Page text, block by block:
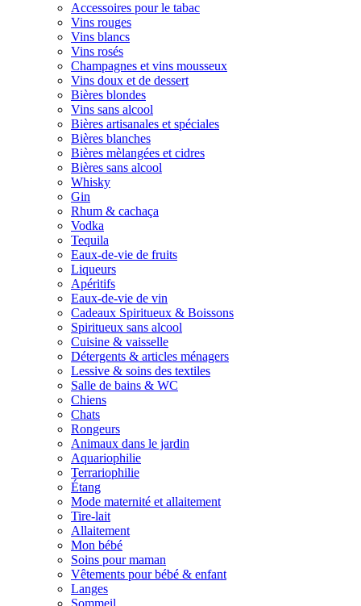
Accessoires pour le tabac
Vins rouges
Vins blancs
Vins rosés
Champagnes et vins mousseux
Vins doux et de dessert
Bières blondes
Vins sans alcool
Bières artisanales et spéciales
Bières blanches
Bières mèlangées et cidres
Bières sans alcool
Whisky
Gin
Rhum & cachaça
Vodka
Tequila
Eaux-de-vie de fruits
Liqueurs
Apéritifs
Eaux-de-vie de vin
Cadeaux Spiritueux & Boissons
Spiritueux sans alcool
Cuisine & vaisselle
Détergents & articles ménagers
Lessive & soins des textiles
Salle de bains & WC
Chiens
Chats
Rongeurs
Animaux dans le jardin
Aquariophilie
Terrariophilie
Étang
Mode maternité et allaitement
Tire-lait
Allaitement
Mon bébé
Soins pour maman
Vêtements pour bébé & enfant
Langes
Sommeil